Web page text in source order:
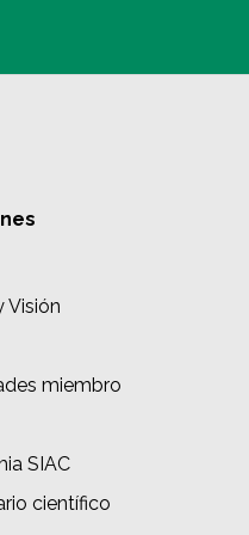
Visión
miembro
SIAC
científico